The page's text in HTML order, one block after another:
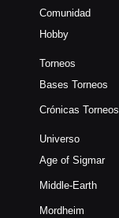
Comunidad
Hobby
Torneos
Bases Torneos
Crónicas Torneos
Universo
Age of Sigmar
Middle-Earth
Mordheim